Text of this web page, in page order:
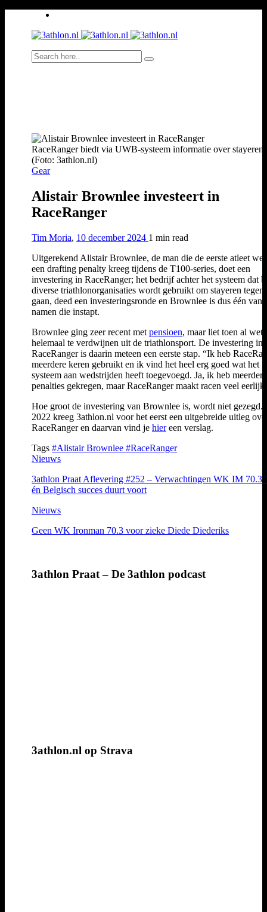
RaceRanger biedt via UWB-systeem informatie over stayeren.
(Foto: 3athlon.nl)
Gear
Alistair Brownlee investeert in
RaceRanger
Tim Moria, 10 december 2024 1 min read
Uitgerekend Alistair Brownlee, de man die de eerste atleet
een drafting penalty kreeg tijdens de T100-series, doet een
investering in RaceRanger; het bedrijf achter het systeem dat
diverse triathlonorganisaties wordt gebruikt om stayeren tegen
gaan, deed een investeringsronde en Brownlee is dus één van
namen die instapt.
Brownlee ging zeer recent met pensioen, maar liet toen al
helemaal te verdwijnen uit de triathlonsport. De investering in
RaceRanger is daarin meteen een eerste stap. “Ik heb
meerdere keren gebruikt en ik vind het heel erg goed wat het
systeem aan wedstrijden heeft toegevoegd. Ja, ik heb meerdere
penalties gekregen, maar RaceRanger maakt racen veel
Hoe groot de investering van Brownlee is, wordt niet gezegd.
2022 kreeg 3athlon.nl voor het eerst een uitgebreide uitleg
RaceRanger en daarvan vind je hiereen verslag.
Tags #Alistair Brownlee #RaceRanger
Nieuws
3athlon Praat Aflevering #252 – Verwachtingen WK IM 70.3
én Belgisch succes duurt voort
Nieuws
Geen WK Ironman 70.3 voor zieke Diede Diederiks
3athlon Praat – De 3athlon podcast
3athlon.nl op Strava